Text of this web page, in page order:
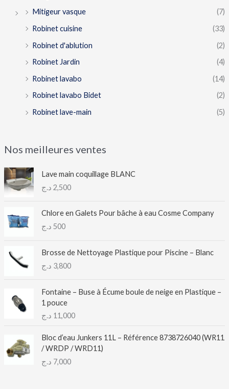
Mitigeur vasque
(7)
Robinet cuisine
(33)
Robinet d'ablution
(2)
Robinet Jardin
(4)
Robinet lavabo
(14)
Robinet lavabo Bidet
(2)
Robinet lave-main
(5)
Nos meilleures ventes
Lave main coquillage BLANC
2,500 د.ج
Chlore en Galets Pour bâche à eau Cosme Company
500 د.ج
Brosse de Nettoyage Plastique pour Piscine – Blanc
3,800 د.ج
Fontaine – Buse à Écume boule de neige en Plastique –
1 pouce
11,000 د.ج
Bloc d’eau Junkers 11L – Référence 8738726040 (WR11
/ WRDP / WRD11)
7,000 د.ج